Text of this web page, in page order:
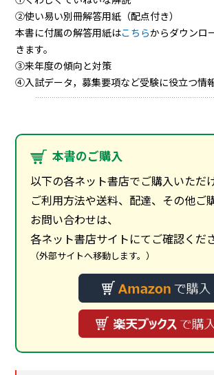
②使い易い別冊解答用紙（配点付き）
本書に付属の解答用紙はこちらからダウンロ
きます。
③来年度の傾向と対策
④入試データ，募集要項など受験に役立つ情
本書のご購入
以下の各ネット書店でご購入いただけ
ご利用方法や送料、配達、その他ご
お問い合わせは、
各ネット書店サイトにてご確認くだ
（外部サイトへ移動します。）